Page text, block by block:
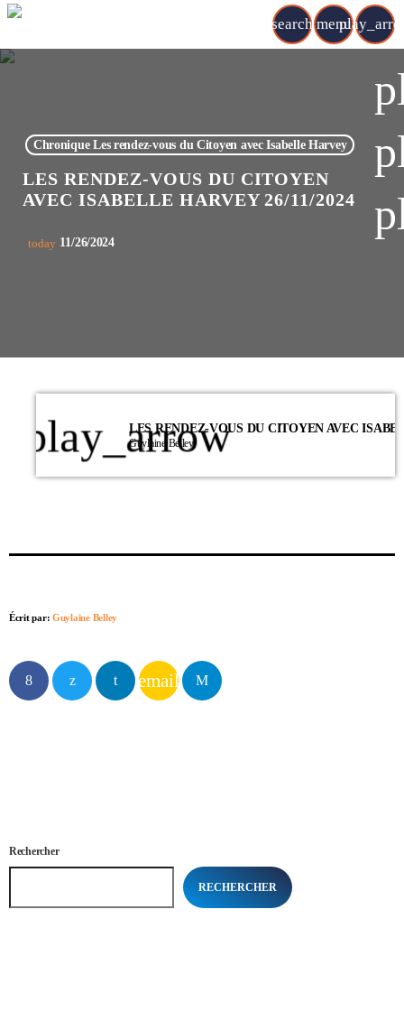
search menu
Chronique Les rendez-vous du Citoyen avec Isabelle Harvey
LES RENDEZ-VOUS DU CITOYEN
AVEC ISABELLE HARVEY 26/11/2024
today 11/26/2024
play_arrow
Guylaine Belley
Écrit par:Guylaine Belley
email
Rechercher
RECHERCHER